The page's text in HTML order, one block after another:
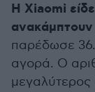
Η Xiaomi
ανακάμπτουν
παρέδωσε
αγορά. Ο
μεγαλύτερος